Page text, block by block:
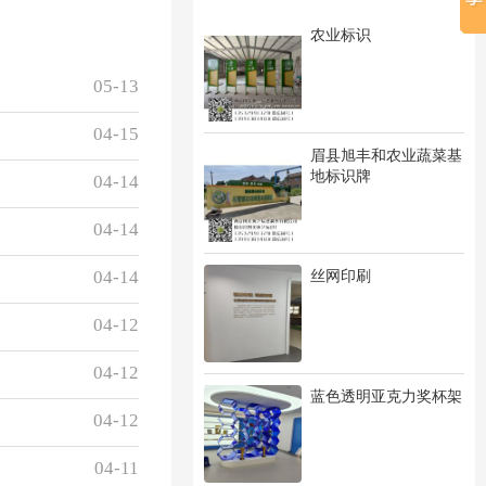
农业标识
眉县旭丰和农业蔬菜基
地标识牌
丝网印刷
蓝色透明亚克力奖杯架
05-13
04-15
04-14
04-14
04-14
04-12
04-12
04-12
04-11